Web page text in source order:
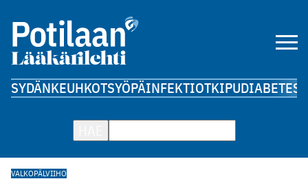
SYDÄNKEUHKOTSYÖPÄINFEKTIOTKIPUDIABETES
VALKOPÄLVIIHO